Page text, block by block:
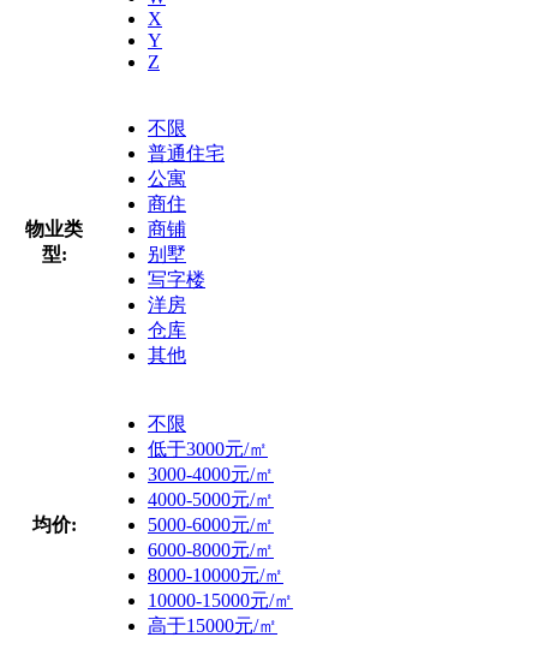
X
Y
Z
物业类
型:
不限
普通住宅
公寓
商住
商铺
别墅
写字楼
洋房
仓库
其他
均价:
不限
低于3000元/㎡
3000-4000元/㎡
4000-5000元/㎡
5000-6000元/㎡
6000-8000元/㎡
8000-10000元/㎡
10000-15000元/㎡
高于15000元/㎡